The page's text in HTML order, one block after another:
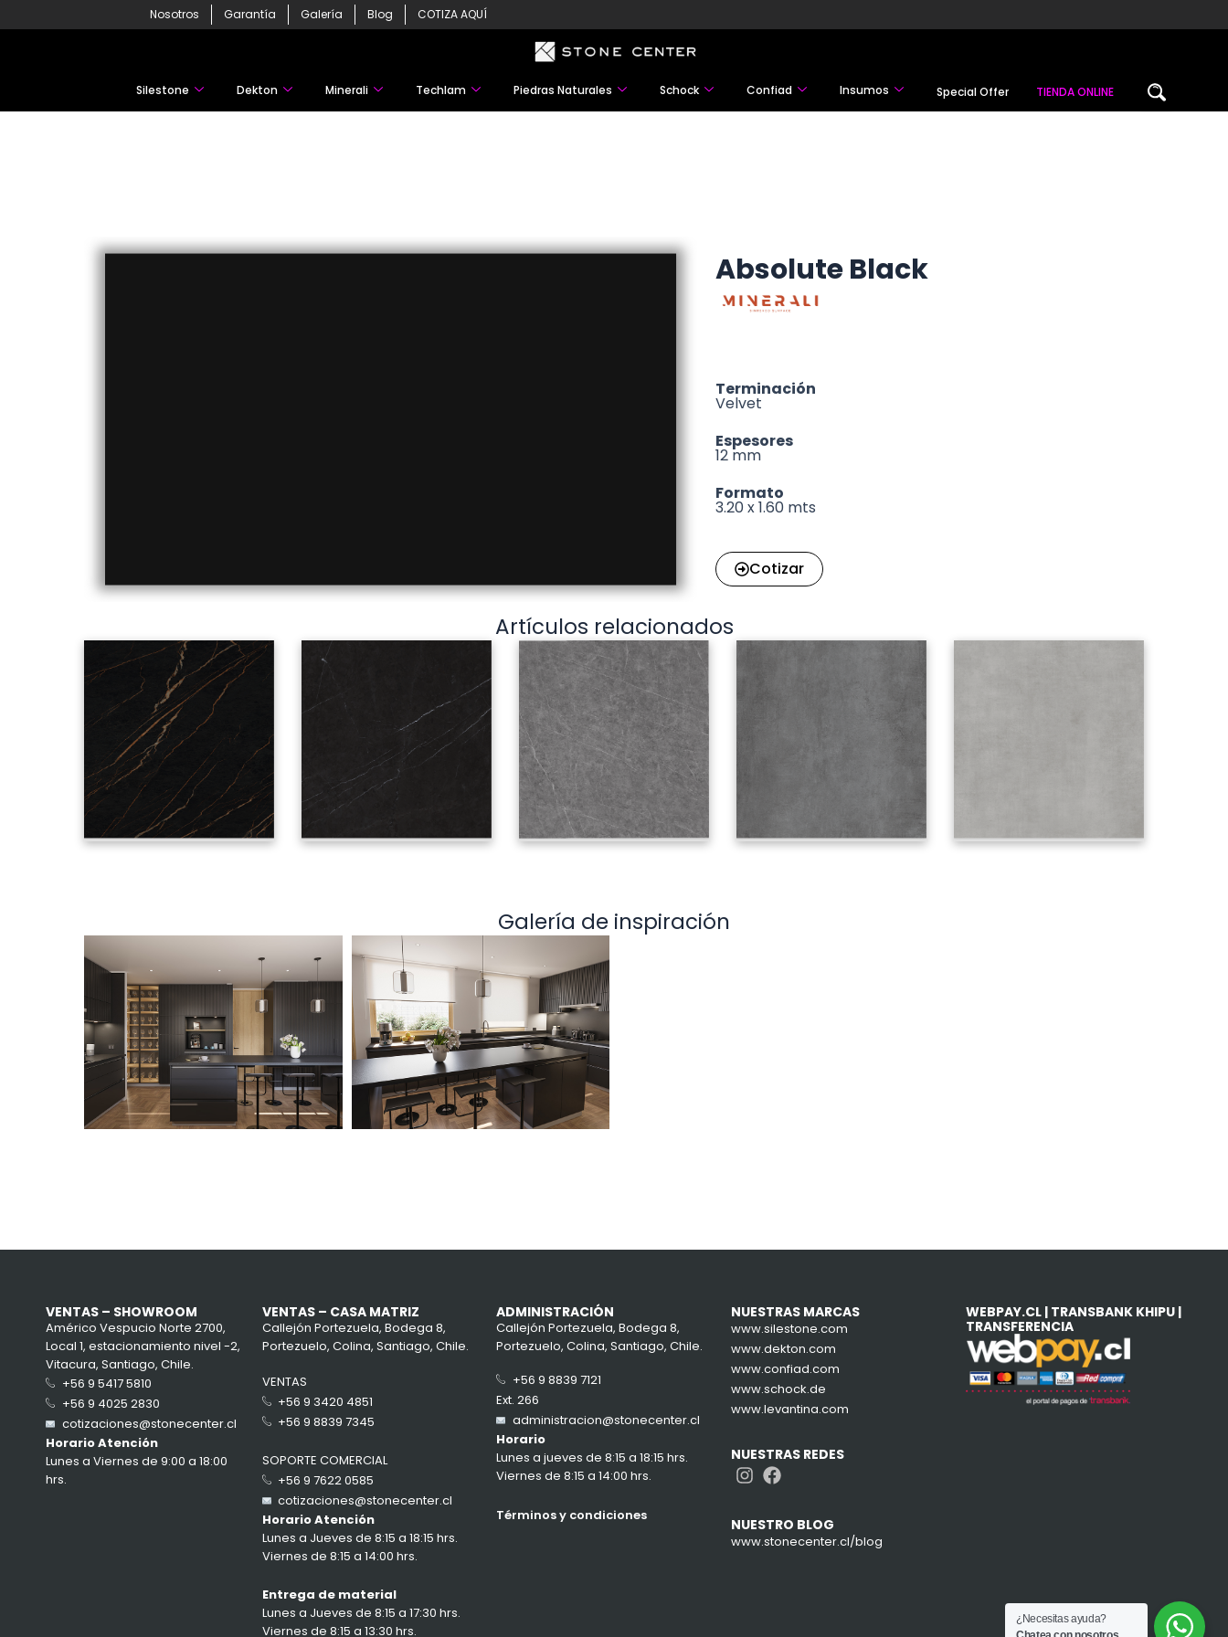
to
Nosotros Garantía Galería Blog COTIZA AQUÍ
Silestone Dekton Minerali Techlam Piedras Naturales Schock Confiad Insumos Special Offer TIENDA ONLINE
Absolute Black
Terminación
Velvet
Espesores
12 mm
Formato
3.20 x 1.60 mts
Cotizar
Artículos relacionados
Galería de inspiración
VENTAS – SHOWROOM
Américo Vespucio Norte 2700,
Local 1, estacionamiento nivel -2,
Vitacura, Santiago, Chile.
+56 9 5417 5810
+56 9 4025 2830
cotizaciones@stonecenter.cl
Horario Atención
Lunes a Viernes de 9:00 a 18:00
hrs.
VENTAS – CASA MATRIZ
Callejón Portezuela, Bodega 8,
Portezuelo, Colina, Santiago, Chile.
VENTAS
+56 9 3420 4851
+56 9 8839 7345
SOPORTE COMERCIAL
+56 9 7622 0585
cotizaciones@stonecenter.cl
Horario Atención
Lunes a Jueves de 8:15 a 18:15 hrs.
Viernes de 8:15 a 14:00 hrs.
Entrega de material
Lunes a Jueves de 8:15 a 17:30 hrs.
Viernes de 8:15 a 13:30 hrs.
ADMINISTRACIÓN
Callejón Portezuela, Bodega 8,
Portezuelo, Colina, Santiago, Chile.
+56 9 8839 7121
Ext. 266
administracion@stonecenter.cl
Horario
Lunes a jueves de 8:15 a 18:15 hrs.
Viernes de 8:15 a 14:00 hrs.
Términos y condiciones
NUESTRAS MARCAS
www.silestone.com
www.dekton.com
www.confiad.com
www.schock.de
www.levantina.com
NUESTRAS REDES
Instagram
Facebook
NUESTRO BLOG
www.stonecenter.cl/blog
WEBPAY.CL | TRANSBANK KHIPU |
TRANSFERENCIA
¿Necesitas ayuda?